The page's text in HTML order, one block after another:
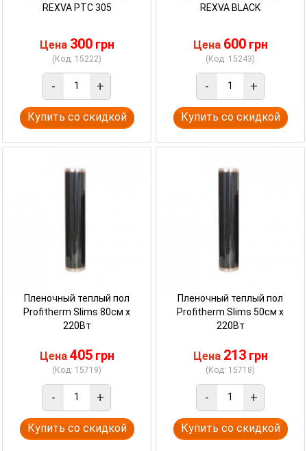
REXVA PTC 305
Цена 300 грн
(Код: 15222)
- +
Купить со скидкой
REXVA BLACK
Цена 600 грн
(Код: 15243)
- +
Купить со скидкой
Пленочный теплый пол
Profitherm Slims 80см х
220Вт
Цена 405 грн
(Код: 15719)
- +
Купить со скидкой
Пленочный теплый пол
Profitherm Slims 50см х
220Вт
Цена 213 грн
(Код: 15718)
- +
Купить со скидкой